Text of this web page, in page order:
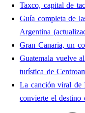
Taxco, capital de
Guía completa de
Argentina
Gran Canaria, un
Guatemala vuelve
turística de
La canción viral de
convierte el